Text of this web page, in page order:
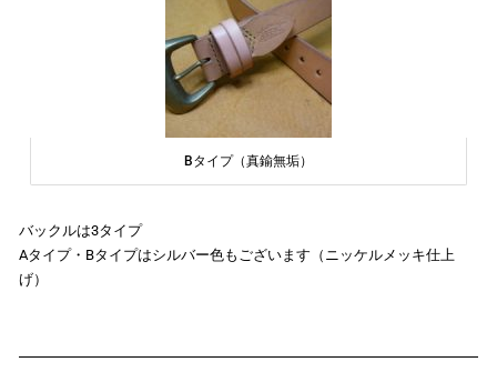
Bタイプ（真鍮無垢）
バックルは3タイプ
Aタイプ・Bタイプはシルバー色もございます（ニッケルメッキ仕上
げ）